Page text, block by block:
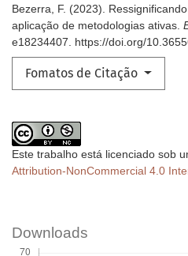
Bezerra, F. (2023).
aplicação de metodologias ativas.
e18234407. https://doi.org/
Fomatos de Citação
Este trabalho está licenciado sob
Attribution-NonCommercial 4.0
Downloads